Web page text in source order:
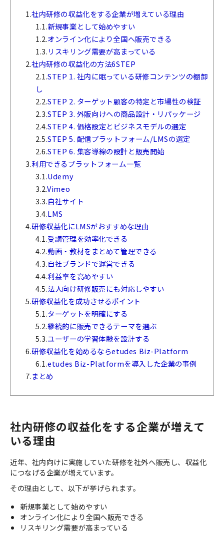
1.社内研修の収益化をする企業が増えている理由
1.1.新規事業として始めやすい
1.2.オンライン化により全国へ販売できる
1.3.リスキリング需要が高まっている
2.社内研修の収益化の方法6STEP
2.1.STEP 1. 社内に眠っている研修コンテンツの棚卸
し
2.2.STEP 2. ターゲット顧客の特定と市場性の検証
2.3.STEP 3. 外販向けへの商品設計・リパッケージ
2.4.STEP 4. 価格設定とビジネスモデルの選定
2.5.STEP 5. 配信プラットフォーム/LMSの選定
2.6.STEP 6. 集客導線の設計と販売開始
3.利用できるプラットフォーム一覧
3.1.Udemy
3.2.Vimeo
3.3.自社サイト
3.4.LMS
4.研修収益化にLMSがおすすめな理由
4.1.受講管理を効率化できる
4.2.動画・教材をまとめて管理できる
4.3.自社ブランドで運営できる
4.4.利益率を高めやすい
4.5.法人向け研修販売にも対応しやすい
5.研修収益化を成功させるポイント
5.1.ターゲットを明確にする
5.2.継続的に販売できるテーマを選ぶ
5.3.ユーザーの学習体験を設計する
6.研修収益化を始めるならetudes Biz-Platform
6.1.etudes Biz-Platformを導入した企業の事例
7.まとめ
社内研修の収益化をする企業が増えて
いる理由
近年、社内向けに実施していた研修を社外へ販売し、収益化
につなげる企業が増えています。
その理由として、以下が挙げられます。
新規事業として始めやすい
オンライン化により全国へ販売できる
リスキリング需要が高まっている